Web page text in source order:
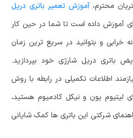
محترم،آموزش تعمیر باتری دریل
آموزش داده است تا شما در حین کار
خرابی و بتوانید در سریع ترین زمان
باتری دریل شارژی خود بپردازید.
اطلاعات تکمیلی در رابطه با روش
لیتیوم یون و نیکل کادمیوم هستید،
شرکتی این باتری ها کمک شایانی